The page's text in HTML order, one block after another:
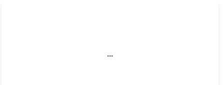
...